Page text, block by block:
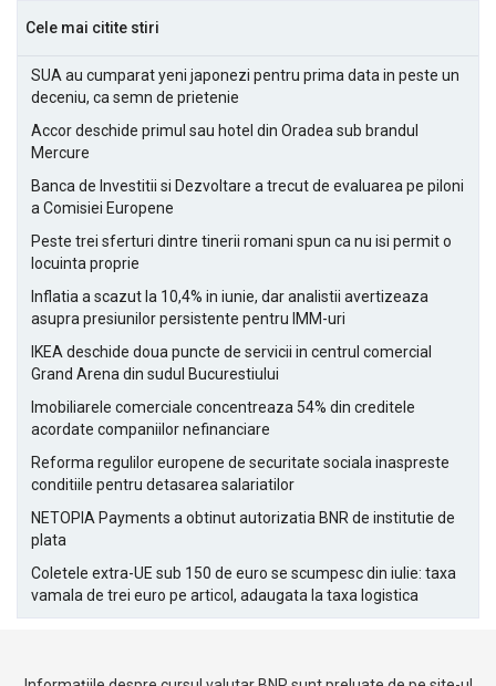
Cele mai citite stiri
SUA au cumparat yeni japonezi pentru prima data in peste un
deceniu, ca semn de prietenie
Accor deschide primul sau hotel din Oradea sub brandul
Mercure
Banca de Investitii si Dezvoltare a trecut de evaluarea pe piloni
a Comisiei Europene
Peste trei sferturi dintre tinerii romani spun ca nu isi permit o
locuinta proprie
Inflatia a scazut la 10,4% in iunie, dar analistii avertizeaza
asupra presiunilor persistente pentru IMM-uri
IKEA deschide doua puncte de servicii in centrul comercial
Grand Arena din sudul Bucurestiului
Imobiliarele comerciale concentreaza 54% din creditele
acordate companiilor nefinanciare
Reforma regulilor europene de securitate sociala inaspreste
conditiile pentru detasarea salariatilor
NETOPIA Payments a obtinut autorizatia BNR de institutie de
plata
Coletele extra-UE sub 150 de euro se scumpesc din iulie: taxa
vamala de trei euro pe articol, adaugata la taxa logistica